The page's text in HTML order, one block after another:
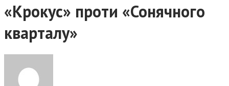
«Крокус» проти «Сонячного
кварталу»